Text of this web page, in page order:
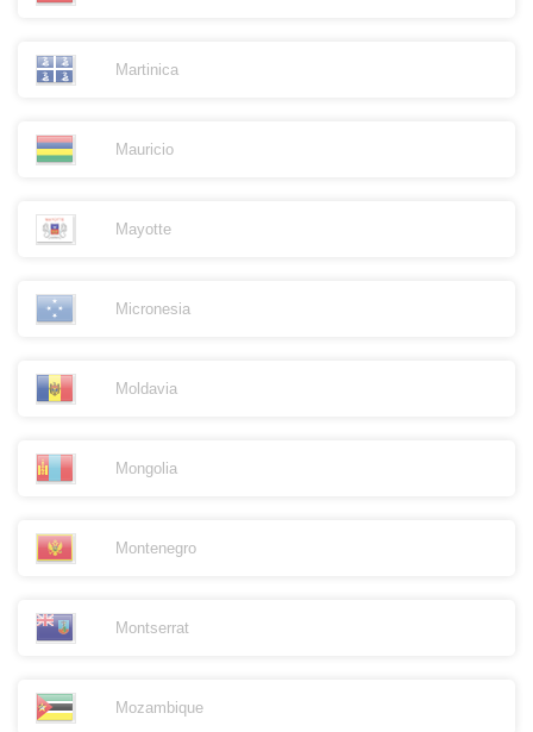
Martinica
Mauricio
Mayotte
Micronesia
Moldavia
Mongolia
Montenegro
Montserrat
Mozambique